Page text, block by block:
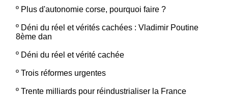
º Plus d'autonomie corse, pourquoi faire ?
º Déni du réel et vérités cachées : Vladimir Poutine
8ème dan
º Déni du réel et vérité cachée
º Trois réformes urgentes
º Trente milliards pour réindustrialiser la France